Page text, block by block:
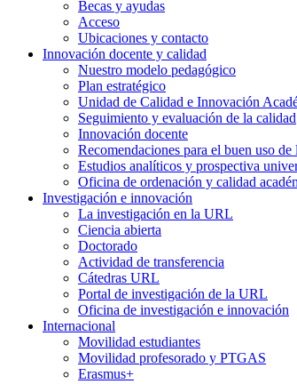
Becas y ayudas
Acceso
Ubicaciones y contacto
Innovación docente y calidad
Nuestro modelo pedagógico
Plan estratégico
Unidad de Calidad e Innovación
Seguimiento y evaluación de la calidad
Innovación docente
Recomendaciones para el buen uso
Estudios analíticos y prospectiva
Oficina de ordenación y calidad
Investigación e innovación
La investigación en la URL
Ciencia abierta
Doctorado
Actividad de transferencia
Cátedras URL
Portal de investigación de la URL
Oficina de investigación e innovación
Internacional
Movilidad estudiantes
Movilidad profesorado y PTGAS
Erasmus+